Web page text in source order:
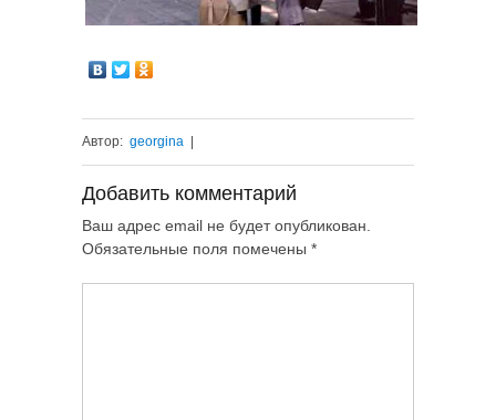
Автор: georgina
Добавить комментарий
Ваш адрес email не будет опубликован.
Обязательные поля помечены *